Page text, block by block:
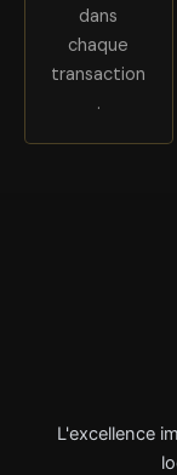
dans
chaque
transaction
.
L'excellence